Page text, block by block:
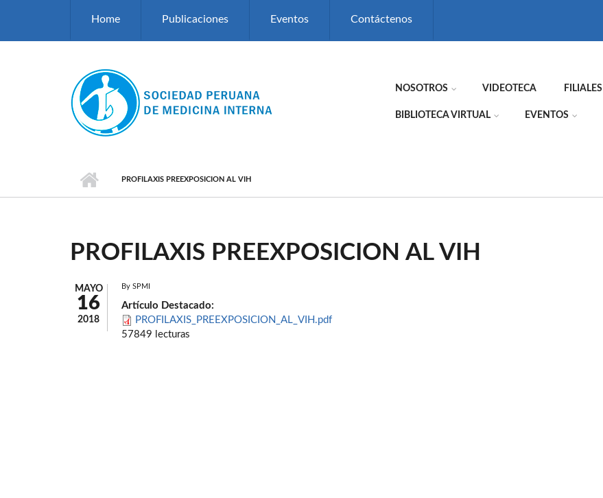
Home Publicaciones Eventos Contáctenos
NOSOTROS VIDEOTECA FILIALES
BIBLIOTECA VIRTUAL EVENTOS
PROFILAXIS PREEXPOSICION AL VIH
PROFILAXIS PREEXPOSICION AL VIH
MAYO
16
2018
By SPMI
Artículo Destacado:
PROFILAXIS_PREEXPOSICION_AL_VIH.pdf
57849 lecturas